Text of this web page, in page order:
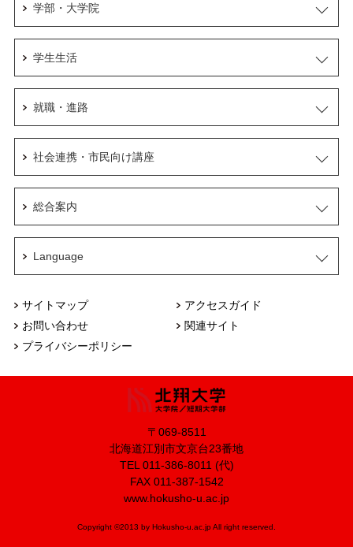
サイトマップ
アクセスガイド
お問い合わせ
関連サイト
プライバシーポリシー
学部・大学院
学生生活
就職・進路
社会連携・市民向け講座
総合案内
Language
〒069-8511
北海道江別市文京台23番地
TEL 011-386-8011 (代)
FAX 011-387-1542
www.hokusho-u.ac.jp
Copyright ©2013 by Hokusho-u.ac.jp All right reserved.